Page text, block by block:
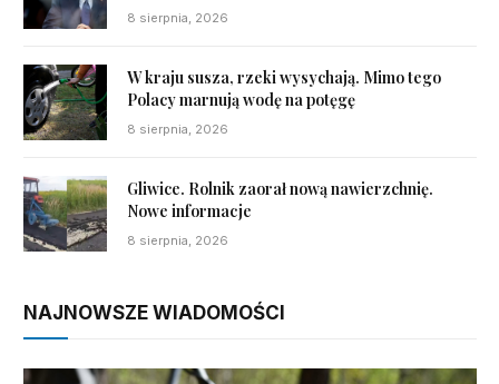
8 sierpnia, 2026
W kraju susza, rzeki wysychają. Mimo tego
Polacy marnują wodę na potęgę
8 sierpnia, 2026
Gliwice. Rolnik zaorał nową nawierzchnię.
Nowe informacje
8 sierpnia, 2026
NAJNOWSZE WIADOMOŚCI